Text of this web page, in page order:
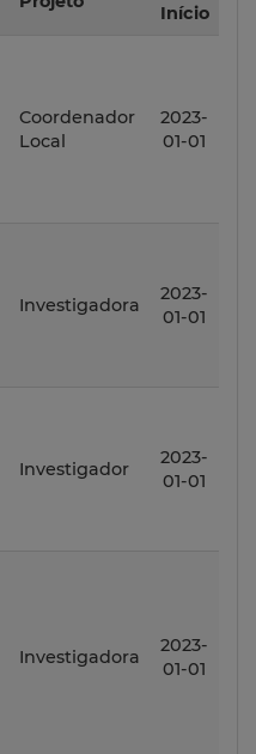
Início
Coordenador
Local
2023-
01-01
Investigadora
2023-
01-01
Investigador
2023-
01-01
Investigadora
2023-
01-01